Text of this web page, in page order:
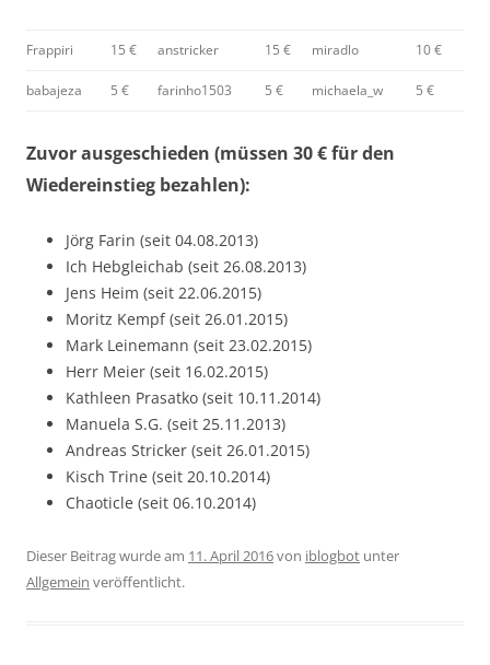
Frappiri 15 € anstricker 15 € miradlo 10 €
babajeza 5 € farinho1503 5 € michaela_w 5 €
Zuvor ausgeschieden (müssen 30 € für den
Wiedereinstieg bezahlen):
Jörg Farin (seit 04.08.2013)
Ich Hebgleichab (seit 26.08.2013)
Jens Heim (seit 22.06.2015)
Moritz Kempf (seit 26.01.2015)
Mark Leinemann (seit 23.02.2015)
Herr Meier (seit 16.02.2015)
Kathleen Prasatko (seit 10.11.2014)
Manuela S.G. (seit 25.11.2013)
Andreas Stricker (seit 26.01.2015)
Kisch Trine (seit 20.10.2014)
Chaoticle (seit 06.10.2014)
Dieser Beitrag wurde am 11. April 2016von iblogbot unter
Allgemein veröffentlicht.